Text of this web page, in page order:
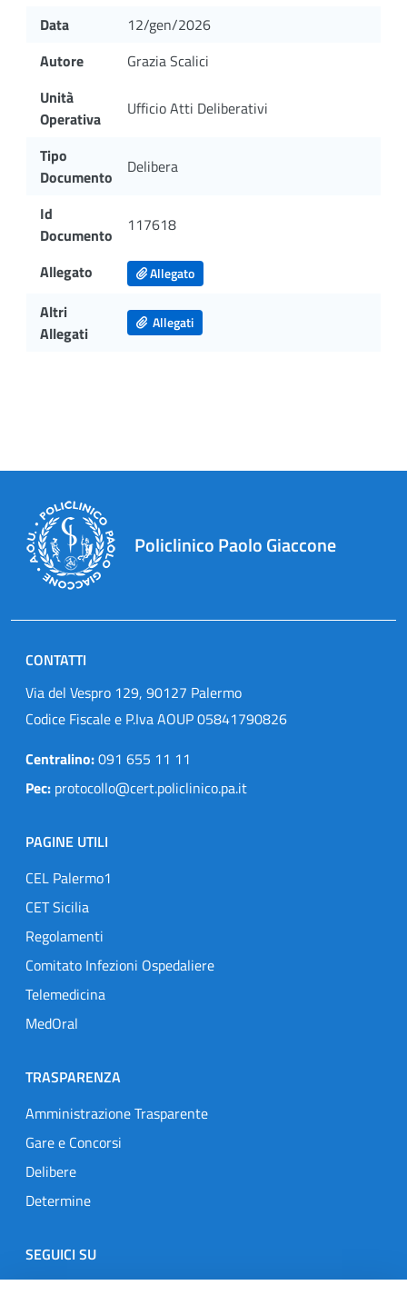
Data
12/gen/2026
Autore
Grazia Scalici
Unità
Operativa
Ufficio Atti Deliberativi
Tipo
Documento
Delibera
Id
Documento
117618
Allegato Allegato
Altri
Allegati
Allegati
Policlinico Paolo Giaccone
CONTATTI
Via del Vespro 129, 90127 Palermo
Codice Fiscale e P.Iva AOUP 05841790826
Centralino:091 655 11 11
Pec: protocollo@cert.policlinico.pa.it
PAGINE UTILI
CEL Palermo1
CET Sicilia
Regolamenti
Comitato Infezioni Ospedaliere
Telemedicina
MedOral
TRASPARENZA
Amministrazione Trasparente
Gare e Concorsi
Delibere
Determine
SEGUICI SU
Designers Italia
TwitterInstagramYoutubeLinkedin